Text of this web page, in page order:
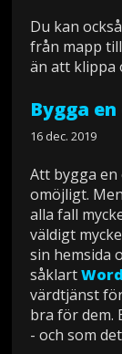
Du kan
från mapp
än att klippa
Bygga
16 dec. 2019
Att bygga
omöjligt.
alla fall
väldigt
sin hemsida
såklart
värdtjänst
bra för dem.
- och som